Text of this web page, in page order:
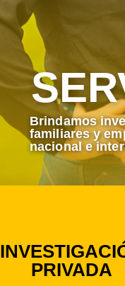
Brindamos
familiares y
nacional e
PRIVADA